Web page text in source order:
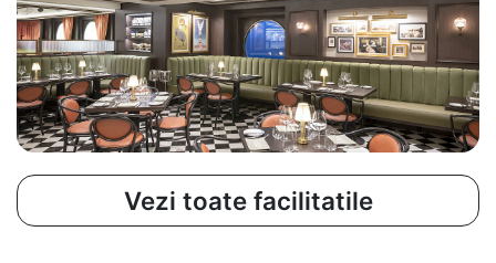
Vezi toate facilitatile